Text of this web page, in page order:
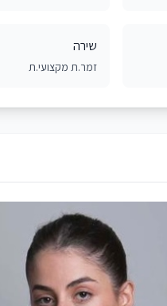
שירה
זמר.ת מקצועי.ת